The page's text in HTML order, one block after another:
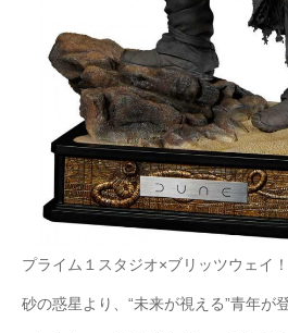
プライム１スタジオ×ブリッツウェイ！
砂の惑星より、“未来が視える”青年が